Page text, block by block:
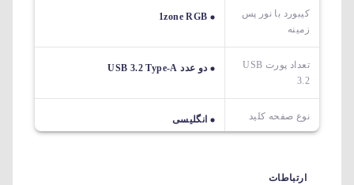
کیبورد با نور پس
زمینه
1zone RGB
تعداد پورت USB
3.2
دو عدد USB 3.2 Type-A
نوع صفحه کلید انگلیسی
ارتباطات